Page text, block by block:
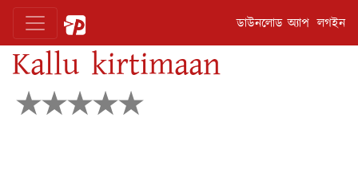
ডাউনলোড অ্যাপ লগইন
Kallu kirtimaan